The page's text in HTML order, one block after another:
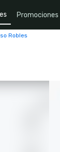
Promociones
Robles